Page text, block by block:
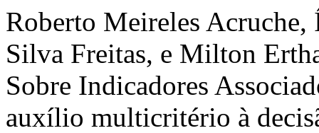
Roberto Meireles
Silva Freitas, e Milton
Sobre Indicadores
auxílio multicritério à